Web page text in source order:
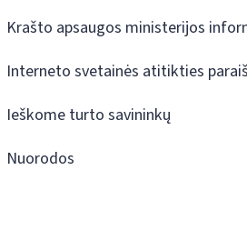
Krašto apsaugos ministerijos
Interneto svetainės atitikties
Ieškome turto savininkų
Nuorodos